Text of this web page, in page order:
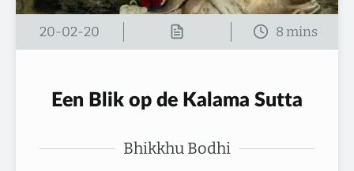
20-02-20
Een Blik op de Kalama Sutta
Bhikkhu Bodhi